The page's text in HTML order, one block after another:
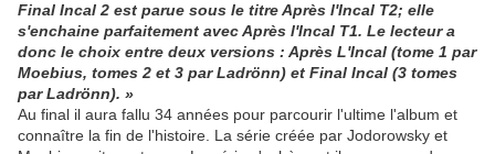
Final Incal 2 est parue sous le titre Après l'Incal T2; elle
s'enchaine parfaitement avec Après l'Incal T1. Le lecteur a
donc le choix entre deux versions : Après L'Incal (tome 1 par
Moebius, tomes 2 et 3 par Ladrönn) et Final Incal (3 tomes
par Ladrönn). »
Au final il aura fallu 34 années pour parcourir l'ultime l'album et
connaître la fin de l'histoire. La série créée par Jodorowsky et